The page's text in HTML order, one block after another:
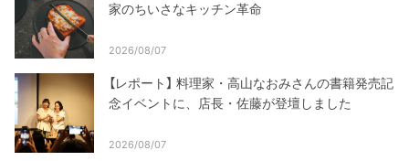
家のちいさなキッチン革命
2026/08/07
【レポート】 料理家・高山なおみさんの書籍発売記
念イベントに、店長・佐藤が登壇しました
2026/08/07